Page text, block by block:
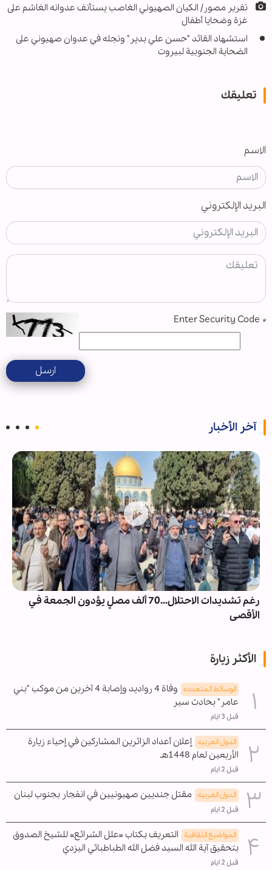
تقرير مصور/ الكيان الصهيوني الغاصب يستأنف عدوانه الغاشم على
غزة وضحايا أطفال
استشهاد القائد "حسن علي بدير" ونجله في عدوان صهيوني على
الضحاية الجنوبية لبيروت
تعليقك
الاسم
البريد الإلكتروني
*
ارسل
آخر الأخبار
رغم تشديدات الاحتلال...70 ألف مصلٍ يؤدون الجمعة في
الأقصى
الأكثر زيارة
الوسائط المتعدده
وفاة 4 رواديد وإصابة 4 آخرين من موكب "بني
عامر" بحادث سير
قبل 3 ايام
الدول العربیه إعلان أعداد الزائرين المشاركين في إحياء زيارة
الأربعين لعام 1448هـ
قبل 2 ايام
الدول العربیه مقتل جنديين صهيونيين في انفجار بجنوب لبنان
قبل 2 ايام
المواضیع الثقافية التعريف بكتاب «علل الشرائع» للشيخ الصدوق
بتحقيق آية الله السيد فضل الله الطباطبائي اليزدي
قبل 2 ايام